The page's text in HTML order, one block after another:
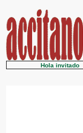
Hola invitado